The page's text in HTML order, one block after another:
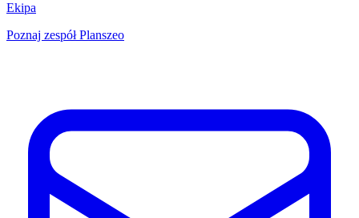
Ekipa
Poznaj zespół Planszeo